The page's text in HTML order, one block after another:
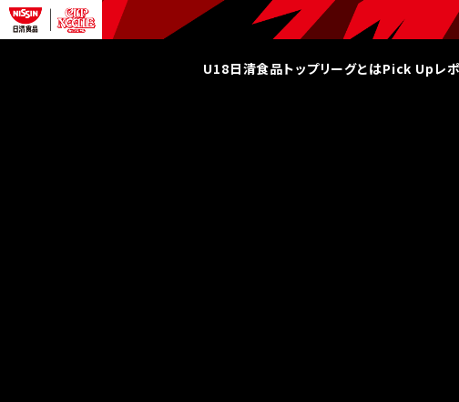
U18日清食品トップリーグとはPick Upレ